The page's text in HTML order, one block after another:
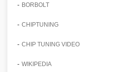
- BORBOLT
- CHIPTUNING
- CHIP TUNING VIDEO
- WIKIPEDIA